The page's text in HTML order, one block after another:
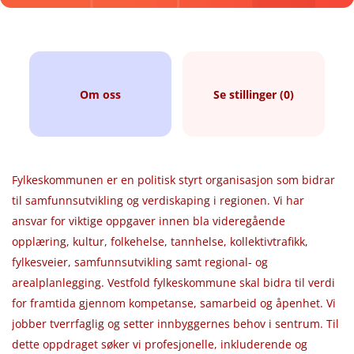
Om oss Se stillinger (0)
Fylkeskommunen er en politisk styrt organisasjon som bidrar
til samfunnsutvikling og verdiskaping i regionen. Vi har
ansvar for viktige oppgaver innen bla videregående
opplæring, kultur, folkehelse, tannhelse, kollektivtrafikk,
fylkesveier, samfunnsutvikling samt regional- og
arealplanlegging. Vestfold fylkeskommune skal bidra til verdi
for framtida gjennom kompetanse, samarbeid og åpenhet. Vi
jobber tverrfaglig og setter innbyggernes behov i sentrum. Til
dette oppdraget søker vi profesjonelle, inkluderende og